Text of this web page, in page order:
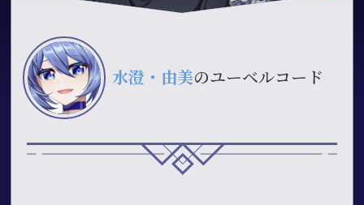
水澄・由美のユーベルコード